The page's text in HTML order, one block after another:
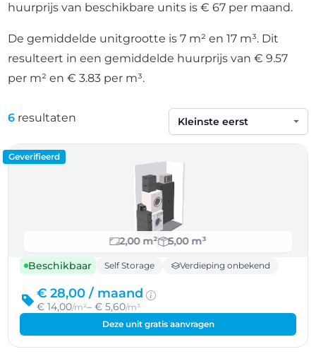
huurprijs van beschikbare units is € 67 per maand.
De gemiddelde unitgrootte is 7 m² en 17 m³. Dit
resulteert in een gemiddelde huurprijs van € 9.57
per m² en € 3.83 per m³.
6 resultaten
Sorteren op
Geverifieerd
2,00 m²
5,00 m³
Beschikbaar
Self Storage Verdieping onbekend
€ 28,00 / maand
€ 14,00/m²– € 5,60/m³
Deze unit gratis aanvragen